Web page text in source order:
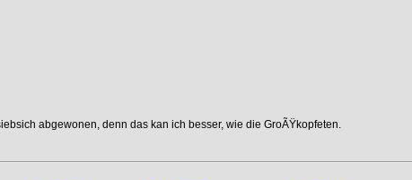
abgewonen, denn das kan ich besser, wie die GroÃŸkopfeten.